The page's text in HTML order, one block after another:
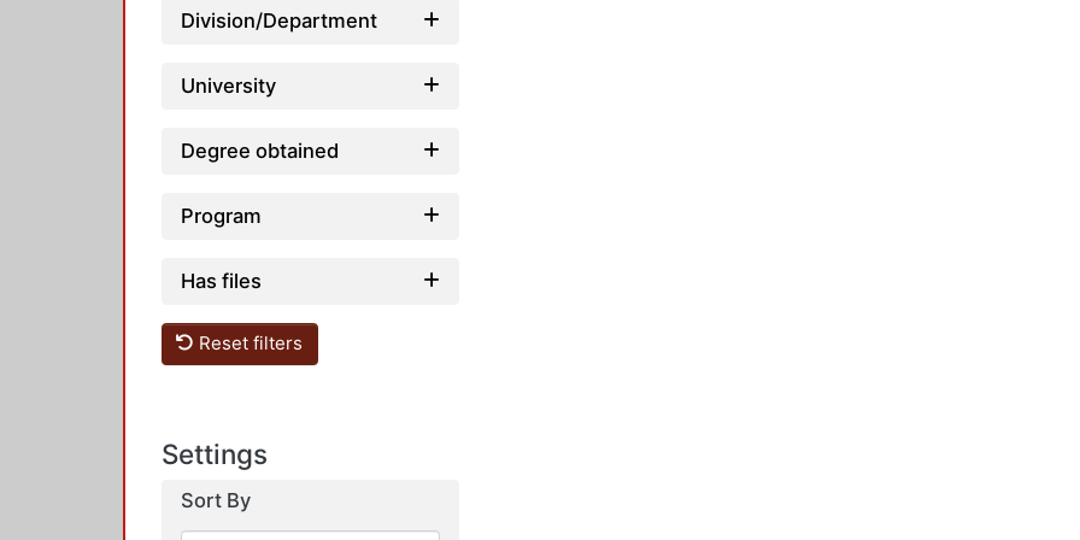
Division/Department
University
Degree obtained
Program
Has files
Reset filters
Settings
Sort By